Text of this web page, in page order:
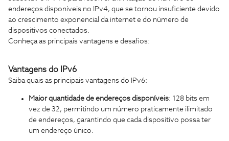
endereços disponíveis no IPv4, que se tornou insuficiente devido
ao crescimento exponencial da internet e do número de
dispositivos conectados.
Conheça as principais vantagens e desafios:
Vantagens do IPv6
Saiba quais as principais vantagens do IPv6:
Maior quantidade de endereços disponíveis: 128 bits em
vez de 32, permitindo um número praticamente ilimitado
de endereços, garantindo que cada dispositivo possa ter
um endereço único.